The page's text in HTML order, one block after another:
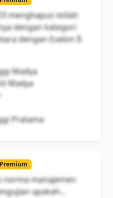
menghapus istilah
dengan kategori
dengan Eselon II
Madya
Madya
Pratama
Premium
norma manajemen
apakah...